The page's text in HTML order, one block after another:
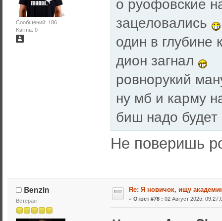
Сообщений: 186
Karma: 0
зацеловались
один в глубине
дион загнал
ровнорукий
ну мб и карму
биш надо будет
Не поверишь
Benzin
Ветеран
Re: Я новичок, ищу
« Ответ #78 : 02 Август 2025,